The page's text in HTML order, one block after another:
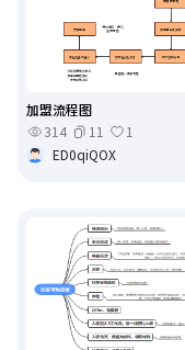
加盟流程图
314
11
1
ED0qiQOX